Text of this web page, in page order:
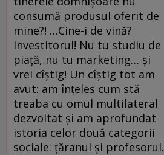
consumă produsul oferit de
mine?! …Cine-i de vină?
Investitorul! Nu tu studiu de
piaţă, nu tu marketing… şi
vrei cîştig! Un cîştig tot am
avut: am înţeles cum stă
treaba cu omul multilateral
dezvoltat şi am aprofundat
istoria celor două categorii
sociale: ţăranul şi profesorul.